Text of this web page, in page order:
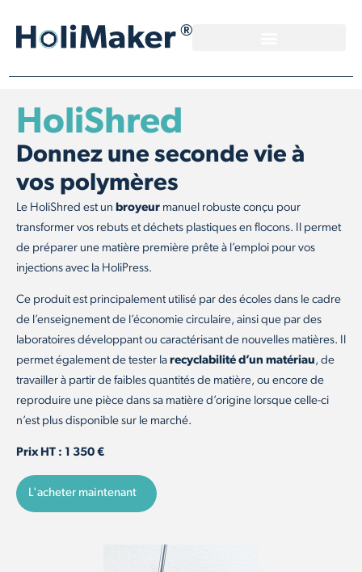
HoliShred
Donnez une seconde vie à
vos polymères
Le HoliShred est un broyeur manuel robuste conçu pour
transformer vos rebuts et déchets plastiques en flocons. Il permet
de préparer une matière première prête à l’emploi pour vos
injections avec la HoliPress.
Ce produit est principalement utilisé par des écoles dans le cadre
de l’enseignement de l’économie circulaire, ainsi que par des
laboratoires développant ou caractérisant de nouvelles matières. Il
permet également de tester la recyclabilité d’un matériau, de
travailler à partir de faibles quantités de matière, ou encore de
reproduire une pièce dans sa matière d’origine lorsque celle-ci
n’est plus disponible sur le marché.
Prix HT : 1 350 €
L'acheter maintenant